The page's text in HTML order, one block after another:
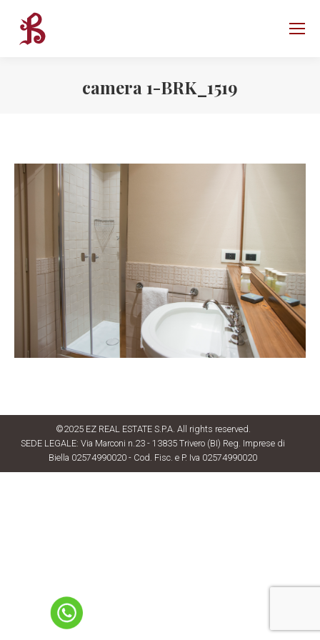
camera 1-BRK_1519
©2025 EZ REAL ESTATE S.P.A. All rights reserved.
SEDE LEGALE: Via Marconi n.23 - 13835 Trivero (BI) Reg. Imprese di
Biella 02574990020 - Cod. Fisc. e P. Iva 02574990020